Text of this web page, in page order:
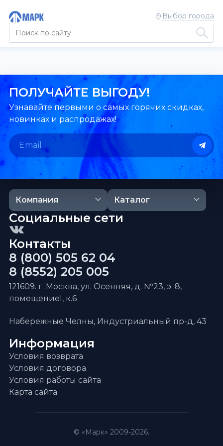
Выбор города
ПОЛУЧАЙТЕ ВЫГОДУ!
Узнавайте первыми о самых горячих скидках,
новинках и распродажах!
Компания Каталог
Информация
Условия возврата
Условия договора
Условия работы сайта
Карта сайта
Контакты
8 (800) 505 62 04
8 (8552) 205 005
121609. г. Москва, ул. Осенняя, д. №23, э. 8,
помещениеI, к.6
Набережные Челны, Индустриальный пр-д, 43
Социальные сети
© «Марк» 2009-2026.